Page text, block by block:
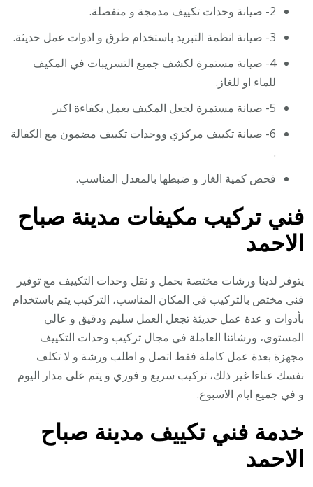
2- صيانة وحدات تكييف مدمجة و منفصلة.
3- صيانة انظمة التبريد باستخدام طرق و ادوات عمل حديثة.
4- صيانة مستمرة لكشف جميع التسريبات في المكيف
للماء او للغاز.
5- صيانة مستمرة لجعل المكيف يعمل بكفاءة اكبر.
6- صيانة تكييف مركزي ووحدات تكييف مضمون مع الكفالة
.
فحص كمية الغاز و ضبطها بالمعدل المناسب.
فني تركيب مكيفات مدينة صباح
الاحمد
يتوفر لدينا ورشات مختصة بحمل و نقل وحدات التكييف مع توفير
فني مختص بالتركيب في المكان المناسب، التركيب يتم باستخدام
بأدوات و عدة عمل حديثة تجعل العمل سليم ودقيق و عالي
المستوى، ورشاتنا العاملة في مجال تركيب وحدات التكييف
مجهزة بعدة عمل كاملة فقط اتصل و اطلب ورشة و لا تكلف
نفسك عناءا غير ذلك، تركيب سريع و فوري و يتم على مدار اليوم
و في جميع ايام الاسبوع.
خدمة فني تكييف مدينة صباح
الاحمد